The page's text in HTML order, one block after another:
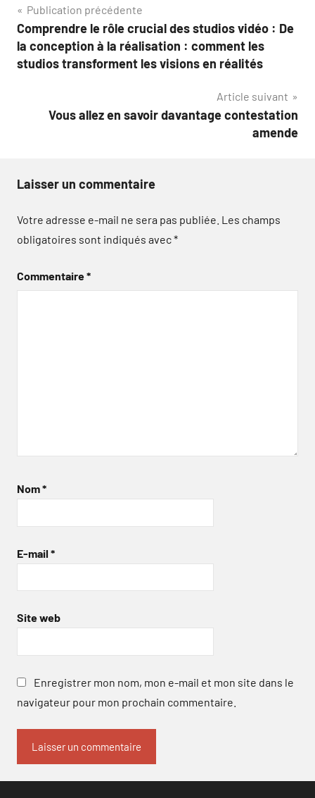
Navigation
de
l’article
Publication précédente
Comprendre le rôle crucial des studios vidéo : De
la conception à la réalisation : comment les
studios transforment les visions en réalités
Article suivant
Vous allez en savoir davantage contestation
amende
Laisser un commentaire
Votre adresse e-mail ne sera pas publiée. Les champs
obligatoires sont indiqués avec*
Commentaire*
Nom*
E-mail *
Site web
Enregistrer mon nom, mon e-mail et mon site dans le
navigateur pour mon prochain commentaire.